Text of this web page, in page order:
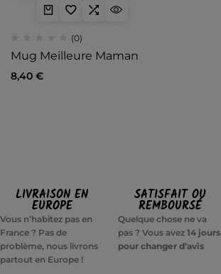
(0)
Mug Meilleure Maman
8,40 €
LIVRAISON EN
EUROPE
Vous n’habitez pas en
France ? Pas de
problème, nous livrons
partout en Europe !
SATISFAIT OU
REMBOURSÉ
Quelque chose ne va
pas ? Vous avez14 jours
pour changer d’avis